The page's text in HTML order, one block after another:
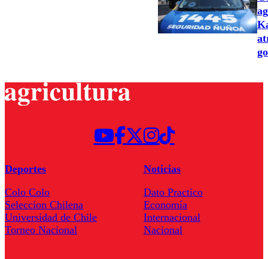
Deportes
Colo Colo
Seleccion Chilena
Universidad de Chile
Torneo Nacional
Noticias
Dato Practico
Economía
Internacional
Nacional